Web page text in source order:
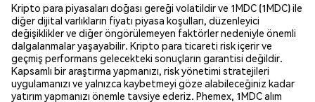
Kripto para piyasaları doğası gereği volatildir ve 1MDC (1MDC) ile
diğer dijital varlıkların fiyatı piyasa koşulları, düzenleyici
değişiklikler ve diğer öngörülemeyen faktörler nedeniyle önemli
dalgalanmalar yaşayabilir. Kripto para ticareti risk içerir ve
geçmiş performans gelecekteki sonuçların garantisi değildir.
Kapsamlı bir araştırma yapmanızı, risk yönetimi stratejileri
uygulamanızı ve yalnızca kaybetmeyi göze alabileceğiniz kadar
yatırım yapmanızı önemle tavsiye ederiz. Phemex, 1MDC alım